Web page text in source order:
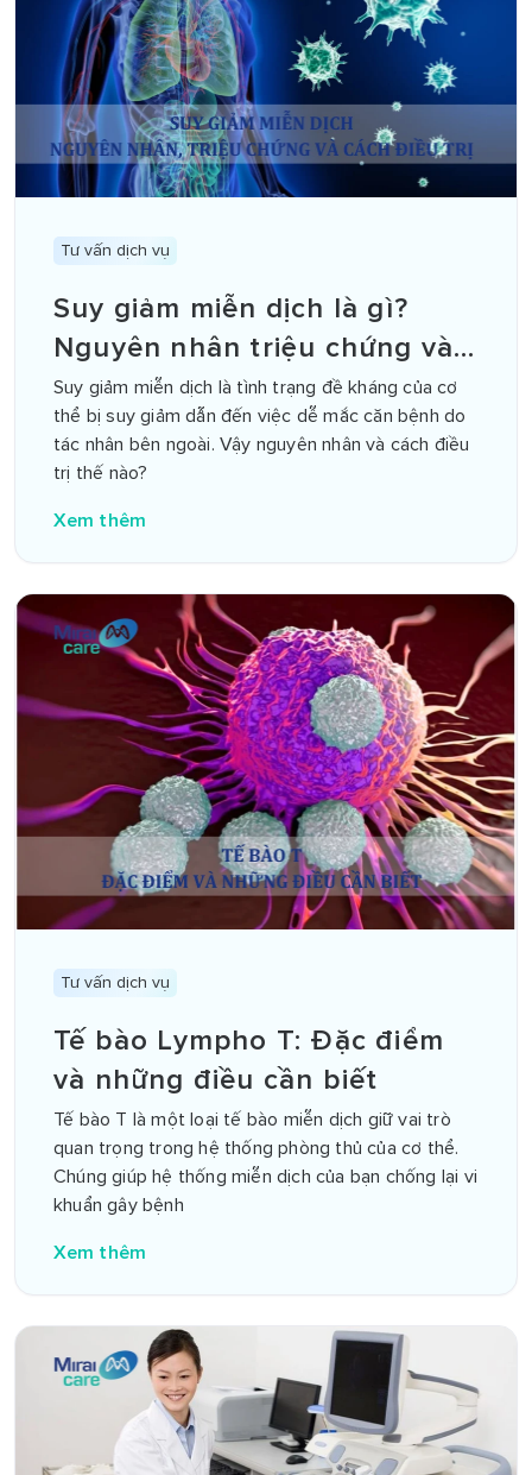
Tư vấn dịch vụ
Suy giảm miễn dịch là gì?
Nguyên nhân triệu chứng và
cách điều trị
Suy giảm miễn dịch là tình trạng đề kháng của cơ
thể bị suy giảm dẫn đến việc dễ mắc căn bệnh do
tác nhân bên ngoài. Vậy nguyên nhân và cách điều
trị thế nào?
Xem thêm
Tư vấn dịch vụ
Tế bào Lympho T: Đặc điểm
và những điều cần biết
Tế bào T là một loại tế bào miễn dịch giữ vai trò
quan trọng trong hệ thống phòng thủ của cơ thể.
Chúng giúp hệ thống miễn dịch của bạn chống lại vi
khuẩn gây bệnh
Xem thêm